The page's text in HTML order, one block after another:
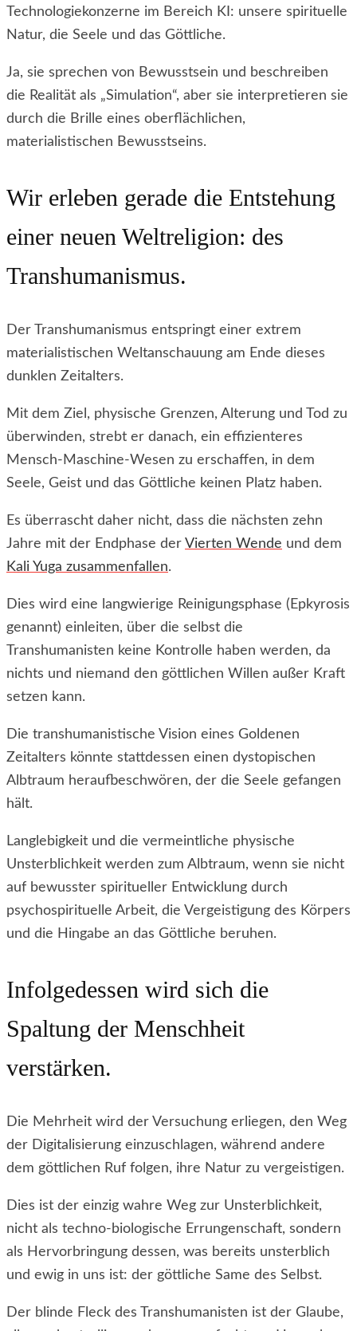
Technologiekonzerne im Bereich KI: unsere spirituelle
Natur, die Seele und das Göttliche.
Ja, sie sprechen von Bewusstsein und beschreiben
die Realität als „Simulation“, aber sie interpretieren sie
durch die Brille eines oberflächlichen,
materialistischen Bewusstseins.
Wir erleben gerade die Entstehung
einer neuen Weltreligion: des
Transhumanismus.
Der Transhumanismus entspringt einer extrem
materialistischen Weltanschauung am Ende dieses
dunklen Zeitalters.
Mit dem Ziel, physische Grenzen, Alterung und Tod zu
überwinden, strebt er danach, ein effizienteres
Mensch-Maschine-Wesen zu erschaffen, in dem
Seele, Geist und das Göttliche keinen Platz haben.
Es überrascht daher nicht, dass die nächsten zehn
Jahre mit der Endphase der Vierten Wende und dem
Kali Yuga zusammenfallen.
Dies wird eine langwierige Reinigungsphase (Epkyrosis
genannt) einleiten, über die selbst die
Transhumanisten keine Kontrolle haben werden, da
nichts und niemand den göttlichen Willen außer Kraft
setzen kann.
Die transhumanistische Vision eines Goldenen
Zeitalters könnte stattdessen einen dystopischen
Albtraum heraufbeschwören, der die Seele gefangen
hält.
Langlebigkeit und die vermeintliche physische
Unsterblichkeit werden zum Albtraum, wenn sie nicht
auf bewusster spiritueller Entwicklung durch
psychospirituelle Arbeit, die Vergeistigung des Körpers
und die Hingabe an das Göttliche beruhen.
Infolgedessen wird sich die
Spaltung der Menschheit
verstärken.
Die Mehrheit wird der Versuchung erliegen, den Weg
der Digitalisierung einzuschlagen, während andere
dem göttlichen Ruf folgen, ihre Natur zu vergeistigen.
Dies ist der einzig wahre Weg zur Unsterblichkeit,
nicht als techno-biologische Errungenschaft, sondern
als Hervorbringung dessen, was bereits unsterblich
und ewig in uns ist: der göttliche Same des Selbst.
Der blinde Fleck des Transhumanisten ist der Glaube,